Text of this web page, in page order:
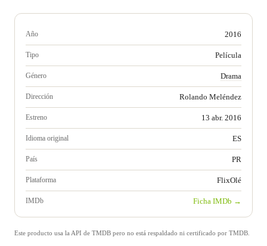
Año 2016
Tipo Película
Género Drama
Dirección Rolando Meléndez
Estreno 13 abr. 2016
Idioma original ES
País PR
Plataforma FlixOlé
IMDb Ficha IMDb →
Este producto usa la API de TMDB pero no está respaldado ni certificado por TMDB.